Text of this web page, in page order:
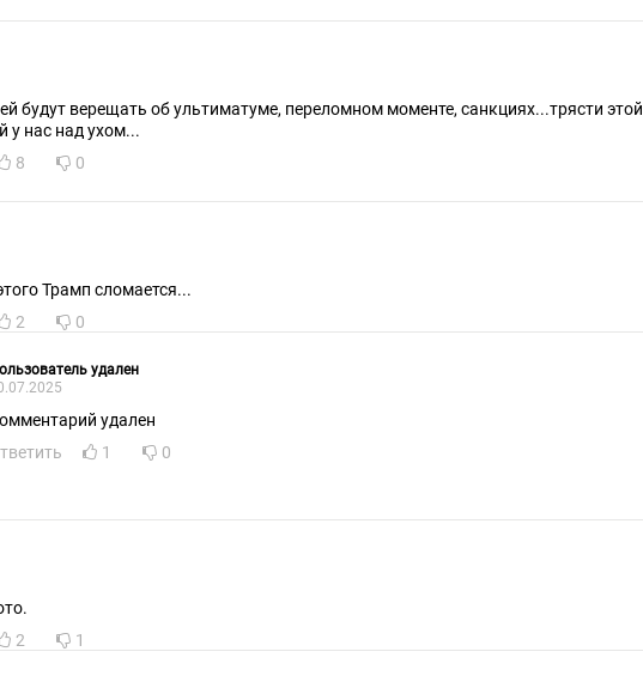
будут верещать об ультиматуме, переломном моменте, санкциях...трясти этой
у нас над ухом...
8 0
Трамп сломается...
2 0
удален
удален
1 0
2 1